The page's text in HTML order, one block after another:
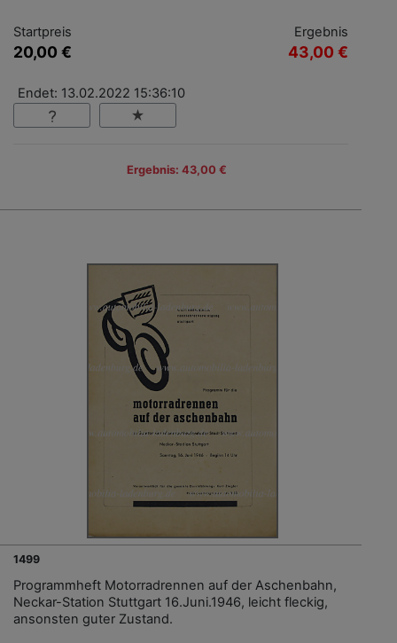
Startpreis
20,00 €
Ergebnis
43,00 €
Endet: 13.02.2022 15:36:10
Ergebnis: 43,00 €
1499
Programmheft Motorradrennen auf der Aschenbahn,
Neckar-Station Stuttgart 16.Juni.1946, leicht fleckig,
ansonsten guter Zustand.